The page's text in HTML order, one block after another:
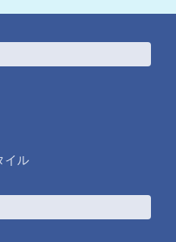
イル